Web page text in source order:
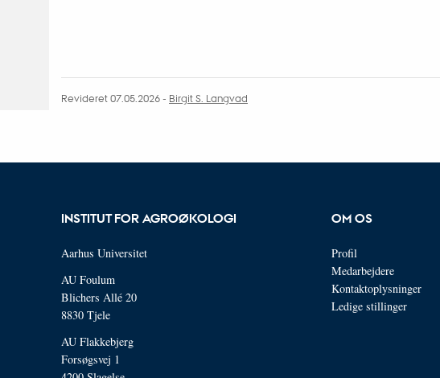
Revideret 07.05.2026- Birgit S. Langvad
INSTITUT FOR AGROØKOLOGI
Aarhus Universitet
AU Foulum
Blichers Allé 20
8830 Tjele
AU Flakkebjerg
Forsøgsvej 1
OM OS
Profil
Medarbejdere
Kontaktoplysninger
Ledige stillinger